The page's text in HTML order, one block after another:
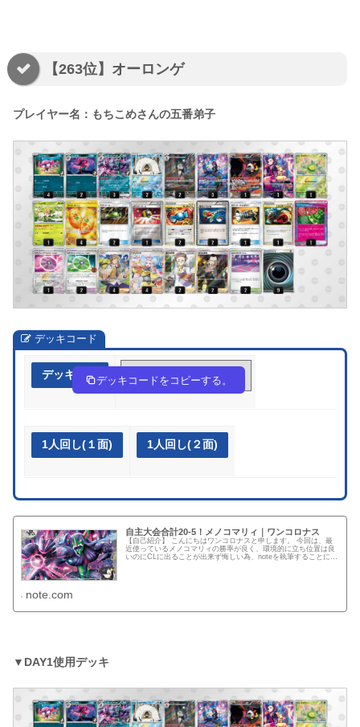
【263位】オーロンゲ
プレイヤー名：もちこめさんの五番弟子
デッキコード
デッキ作成 gQnnQg-7ybuS5-nnngNH
デッキコードをコピーする。
1人回し(１面) 1人回し(２面)
自主大会合計20-5！メノコマリィ｜ワンコロナス
【自己紹介】 こんにちはワンコロナスと申します。 今回は、最
近使っているメノコマリィの勝率が良く、環境的に立ち位置は良
いのにCLに出ることが出来ず悔しい為、noteを執筆することにし
note.com
▼DAY1使用デッキ